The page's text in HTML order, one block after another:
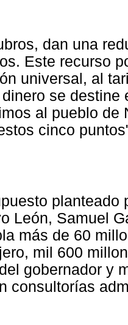
dan una
Este recurso
universal, al
se destine
al pueblo de
cinco
planteado
León, Samuel
más de 60
mil 600
gobernador y
consultorías